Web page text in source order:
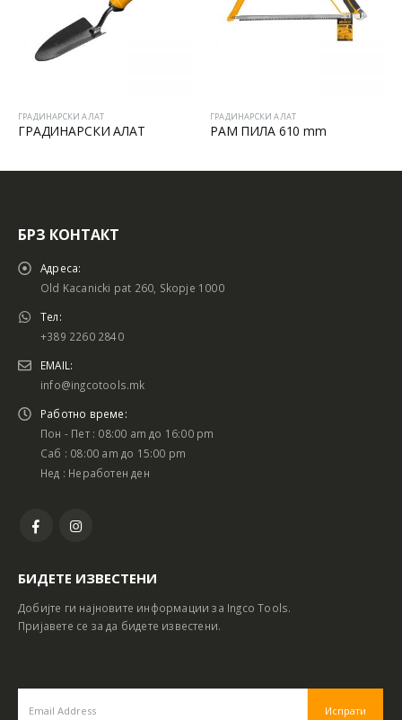
ГРАДИНАРСКИ АЛАТ
ГРАДИНАРСКИ АЛАТ
ГРАДИНАРСКИ АЛАТ
РАМ ПИЛА 610 mm
БРЗ КОНТАКТ
Адреса:
Old Kacanicki pat 260, Skopje 1000
Тел:
+389 2260 2840
EMAIL:
info@ingcotools.mk
Работно време:
Пон - Пет : 08:00 am до 16:00 pm
Саб : 08:00 am до 15:00 pm
Нед : Неработен ден
БИДЕТЕ ИЗВЕСТЕНИ
Добијте ги најновите информации за Ingco Tools.
Пријавете се за да бидете известени.